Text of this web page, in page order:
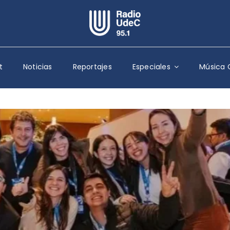
Escuchar Radio UdeC en vivo
Quiénes Somos
Programación
Podcast
Noticias
Reportajes
Columnas
Música Clásica
Especiales
Noticias Reportajes Especiales Música